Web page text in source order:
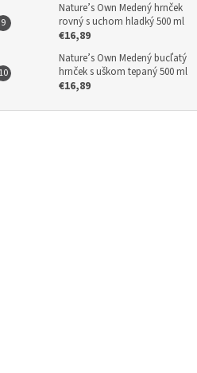
Nature’s Own Medený hrnček
rovný s uchom hladký 500 ml
€16,89
Nature’s Own Medený bucľatý
hrnček s uškom tepaný 500 ml
€16,89